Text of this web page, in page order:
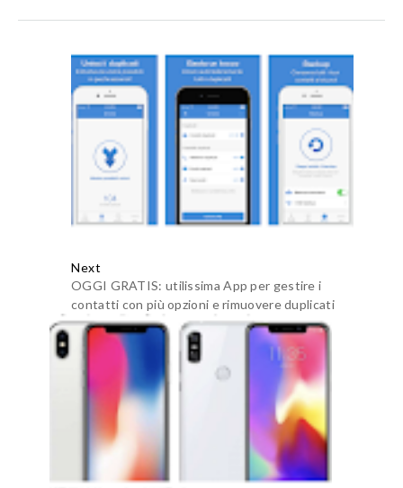
Next
OGGI GRATIS: utilissima App per gestire i
contatti con più opzioni e rimuovere duplicati